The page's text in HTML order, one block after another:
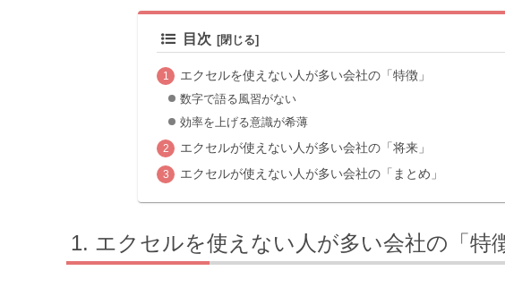
でツールでしかな...
目次
エクセルを使えない人が多い会社の「特徴」
数字で語る風習がない
効率を上げる意識が希薄
エクセルが使えない人が多い会社の「将来」
エクセルが使えない人が多い会社の「まとめ」
エクセルを使えない人が多い会社の「特